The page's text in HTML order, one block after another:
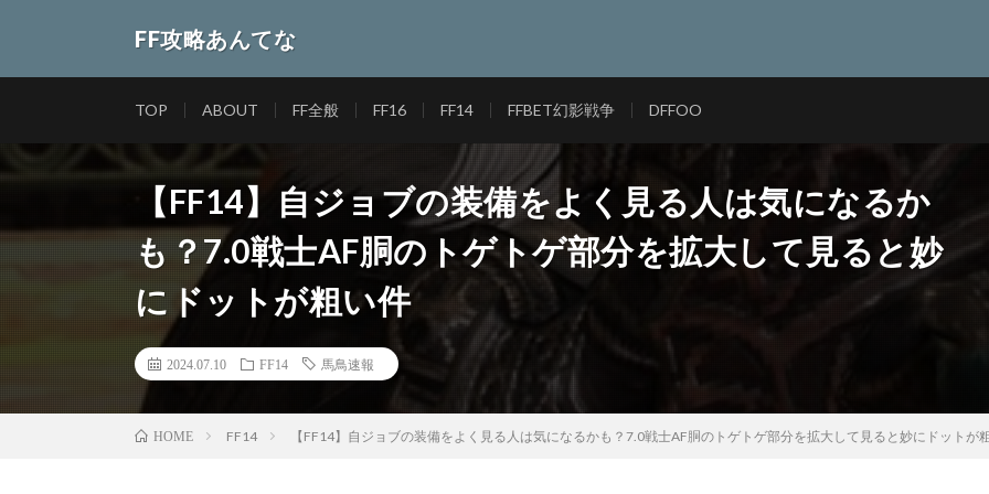
FF攻略あんてな
TOP ABOUT FF全般 FF16 FF14 FFBET幻影戦争 DFFOO
【FF14】自ジョブの装備をよく見る人は気になるか
も？7.0戦士AF胴のトゲトゲ部分を拡大して見ると妙
にドットが粗い件
2024.07.10 FF14 馬鳥速報
HOME FF14 【FF14】自ジョブの装備をよく見る人は気になるかも？7.0戦士AF胴のトゲトゲ部分を拡大して見ると妙にドットが